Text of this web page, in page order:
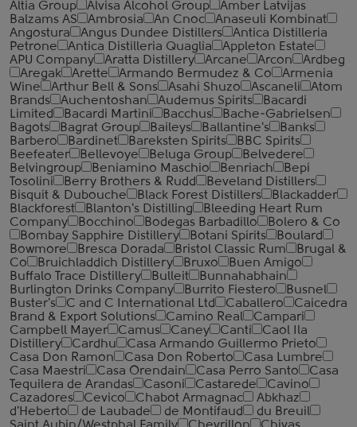
Altia Group Alvisa Alcohol Group
Amber Latvijas
Balzams AS
Ambrosia An Cnoc
Anaseuli Kombinat
Angostura
Angus Dundee Distillers
Antica Distilleria
Petrone
Antica Distilleria Quaglia
Appleton Estate
APU Company
Aratta Distillery Arcane Arcon
Ardbeg
Aregak
Arette Armando Bermudez & Co
Armenia
Wine
Arthur Bell & Sons Asahi Shuzo Ascaneli
Atom
Brands
Auchentoshan Audemus Spirits
Bacardi
Limited
Bacardi Martini Bacchus
Bache-Gabrielsen
Bagots
Bagrat Group Baileys Ballantine's
Banks
Barbero
Bardinet Bareksten Spirits
BBC Spirits
Beefeater
Bellevoye Beluga Group
Belvedere
Belvingroup
Beniamino Maschio Benriach
Bepi
Tosolini
Berry Brothers & Rudd
Beveland Distillers
Bisquit & Dubouche
Black Forest Distillers
Blackadder
Blackforest
Blanton's Distilling
Bleeding Heart Rum
Company
Bocchino Bodegas Barbadillo
Bolero & Co
Bombay Sapphire Distillery
Botani Spirits
Boulard
Bowmore
Bresca Dorada Bristol Classic Rum
Brugal &
Co
Bruichladdich Distillery Bruxo
Buen Amigo
Buffalo Trace Distillery
Bulleit
Bunnahabhain
Burlington Drinks Company
Burrito Fiestero
Busnel
Buster's
C and C International Ltd Caballero
Caicedra
Brand & Export Solutions
Camino Real
Campari
Campbell Mayer
Camus Caney Canti
Caol Ila
Distillery
Cardhu
Casa Armando Guillermo Prieto
Casa Don Ramon
Casa Don Roberto
Casa Lumbre
Casa Maestri
Casa Orendain Casa Perro Santo
Casa
Tequilera de Arandas
Casoni Castarede
Cavino
Cazadores
Cevico Chabot Armagnac
Abkhaz
d'Heberto
de Laubade de Montifaud
du Breuil